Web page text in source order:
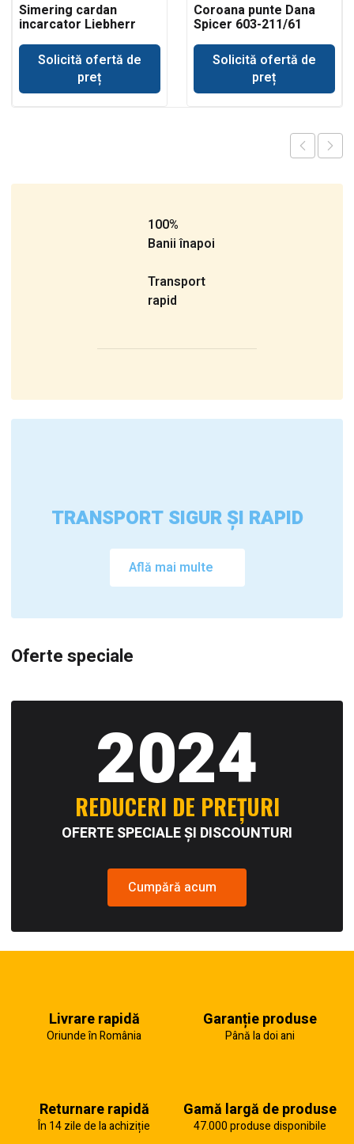
Simering cardan
incarcator Liebherr
Solicită ofertă de
preț
Coroana punte Dana
Spicer 603-211/61
Solicită ofertă de
preț
100%
Banii înapoi
Transport
rapid
TRANSPORT SIGUR ȘI RAPID
Află mai multe
Oferte speciale
2024
REDUCERI DE PREȚURI
OFERTE SPECIALE ȘI DISCOUNTURI
Cumpără acum
Livrare rapidă
Oriunde în România
Garanție produse
Până la doi ani
Returnare rapidă
În 14 zile de la achiziție
Gamă largă de produse
47.000 produse disponibile